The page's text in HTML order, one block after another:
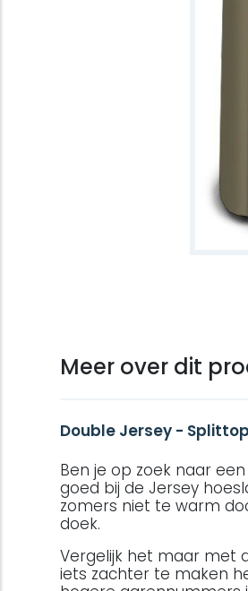
Meer over dit
Double Jersey -
Ben je op zoek naar
goed bij de Jersey
zomers niet te warm
doek.
Vergelijk het maar met
iets zachter te maken